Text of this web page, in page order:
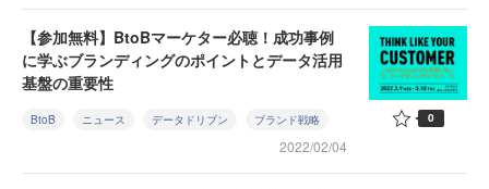
【参加無料】BtoBマーケター必聴！成功事例
に学ぶブランディングのポイントとデータ活用
基盤の重要性
BtoB ニュース データドリブン ブランド戦略
2022/02/04
0